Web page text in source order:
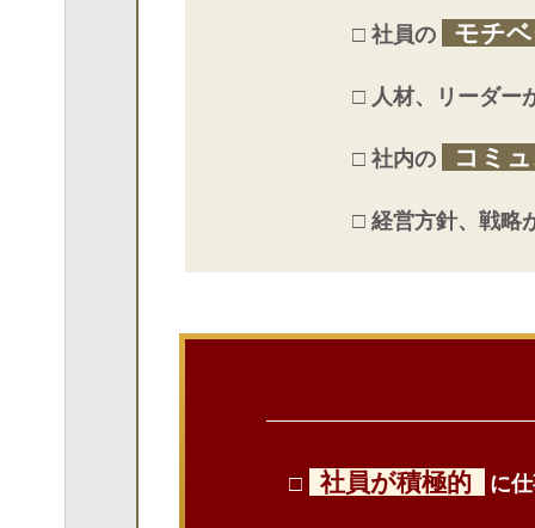
□ 社員の モチ
□ 人材、リーダー
□ 社内の コミ
□ 経営方針、戦略
□ 社員が積極的 に